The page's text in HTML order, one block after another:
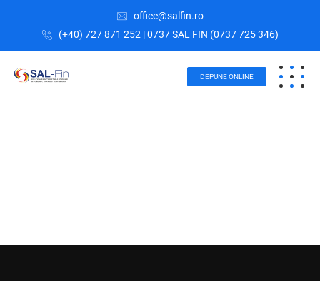
office@salfin.ro
(+40) 727 871 252 | 0737 SAL FIN (0737 725 346)
DEPUNE ONLINE